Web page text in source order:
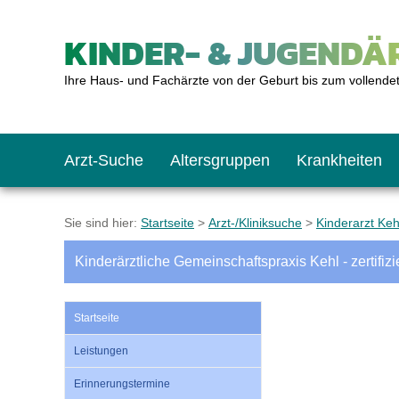
KINDER- &
Ihre Haus- und Fachärzte von der Geburt bis zum
Arzt-Suche Altersgruppen
Das erste Jahr
Krankheiten
Baby: U1 bis U6
Impfkalender
Notrufnummern
Notdienste
BMI-Rechner
Sie sind hier: Startseite > Arzt-/Kliniksuche > Kinderarzt
Kinderärztliche Gemeinschaftspraxis Kehl -
Startseite
Leistungen
Erinnerungstermine